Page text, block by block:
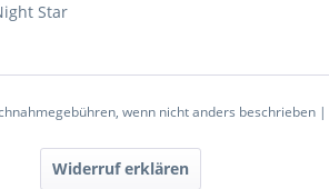
Star
wenn nicht anders
Widerruf erklären